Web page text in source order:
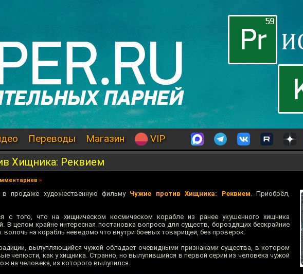
Переводы Магазин VIP
Хищника: Реквием
»
продаже художественную фильму Чужие против Хищника: Реквием. Приобрёл,
с того, что на хищническом космическом корабле из ранее укушенного хищника
В целом крайне интересная постановка вопроса для существ, бороздящих бескрайние
волочь на корабль неведомо что внутри боевых товарищей, без проверок.
вылупляющийся чужой обладает очевидными признаками существа, в котором
челюсти, как у хищника. Странно, но вылупившийся в первой серии из человека чужой
на человека, из которого вылупился.